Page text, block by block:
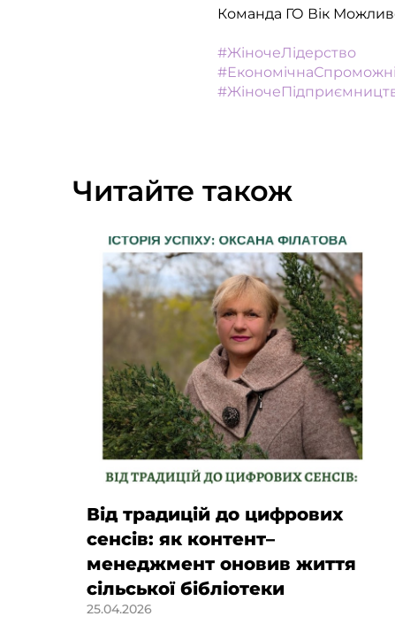
Команда ГО Вік
#ЖіночеЛідерство
Читайте також
Від традицій до цифрових
сенсів: як контент–
менеджмент оновив життя
сільської бібліотеки
25.04.2026